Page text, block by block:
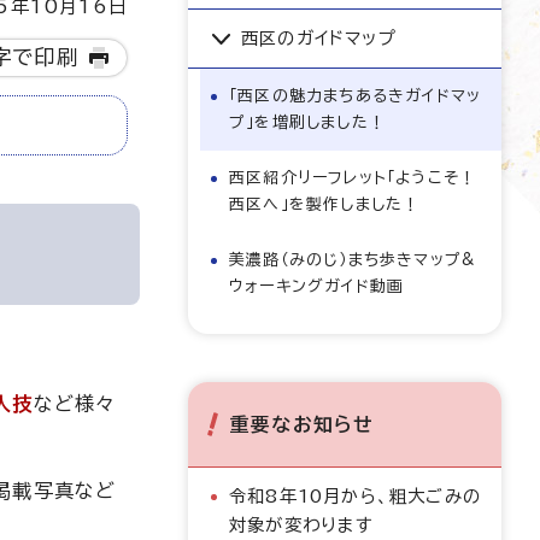
10月16日
で印刷
技など様々
載写真など
西区のガイドマップ
「西区の魅力まちあるきガイドマッ
プ」を増刷しました！
西区紹介リーフレット「ようこそ！
西区へ」を製作しました！
美濃路（みのじ）まち歩きマップ&
ウォーキングガイド動画
重要なお知らせ
令和8年10月から、粗大ごみの
対象が変わります